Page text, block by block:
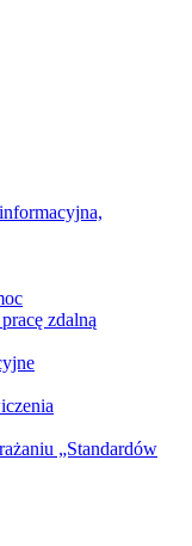
zdalną
„Standardów